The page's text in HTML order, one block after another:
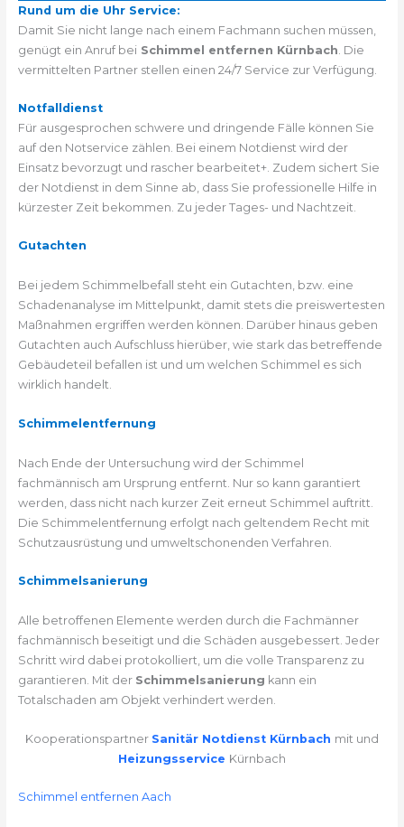
Rund um die Uhr Service:
Damit Sie nicht lange nach einem Fachmann suchen müssen,
genügt ein Anruf bei Schimmel entfernen Kürnbach . Die
vermittelten Partner stellen einen 24/7 Service zur Verfügung.
Notfalldienst
Für ausgesprochen schwere und dringende Fälle können Sie
auf den Notservice zählen. Bei einem Notdienst wird der
Einsatz bevorzugt und rascher bearbeitet+. Zudem sichert Sie
der Notdienst in dem Sinne ab, dass Sie professionelle Hilfe in
kürzester Zeit bekommen. Zu jeder Tages- und Nachtzeit.
Gutachten
Bei jedem Schimmelbefall steht ein Gutachten, bzw. eine
Schadenanalyse im Mittelpunkt, damit stets die preiswertesten
Maßnahmen ergriffen werden können. Darüber hinaus geben
Gutachten auch Aufschluss hierüber, wie stark das betreffende
Gebäudeteil befallen ist und um welchen Schimmel es sich
wirklich handelt.
Schimmelentfernung
Nach Ende der Untersuchung wird der Schimmel
fachmännisch am Ursprung entfernt. Nur so kann garantiert
werden, dass nicht nach kurzer Zeit erneut Schimmel auftritt.
Die Schimmelentfernung erfolgt nach geltendem Recht mit
Schutzausrüstung und umweltschonenden Verfahren.
Schimmelsanierung
Alle betroffenen Elemente werden durch die Fachmänner
fachmännisch beseitigt und die Schäden ausgebessert. Jeder
Schritt wird dabei protokolliert, um die volle Transparenz zu
garantieren. Mit der Schimmelsanierung kann ein
Totalschaden am Objekt verhindert werden.
Kooperationspartner Sanitär Notdienst Kürnbach mit und
Heizungsservice Kürnbach
Schimmel entfernen Aach